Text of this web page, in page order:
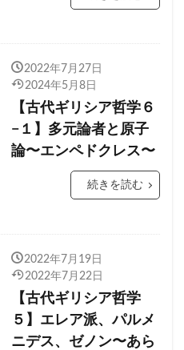
2022年7月27日
2024年5月8日
【古代ギリシア哲学６
−１】多元論者と原子
論〜エンペドクレス〜
続きを読む
2022年7月19日
2022年7月22日
【古代ギリシア哲学
５】エレア派、パルメ
ニデス、ゼノン〜あら